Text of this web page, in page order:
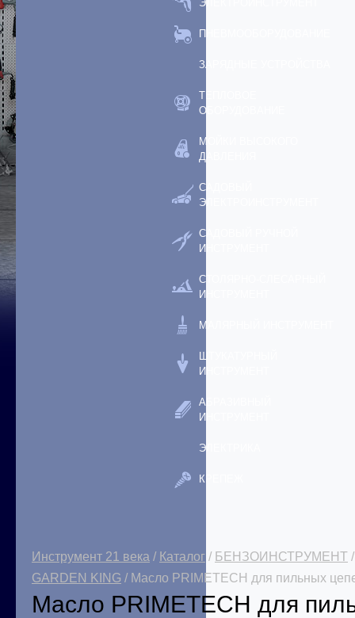
ЭЛЕКТРОИНСТРУМЕНТ
ПНЕВМООБОРУДОВАНИЕ
ЗАРЯДНЫЕ УСТРОЙСТВА
ТЕПЛОВОЕ
ОБОРУДОВАНИЕ
МОЙКИ ВЫСОКОГО
ДАВЛЕНИЯ
САДОВЫЙ
ЭЛЕКТРОИНСТРУМЕНТ
САДОВЫЙ РУЧНОЙ
ИНСТРУМЕНТ
СТОЛЯРНО-СЛЕСАРНЫЙ
ИНСТРУМЕНТ
МАЛЯРНЫЙ ИНСТРУМЕНТ
ШТУКАТУРНЫЙ
ИНСТРУМЕНТ
АБРАЗИВНЫЙ
ИНСТРУМЕНТ
ЭЛЕКТРИКА
КРЕПЕЖ
Инструмент 21 века / Каталог / БЕНЗОИНСТРУМЕНТ
GARDEN KING / Масло PRIMETECH для пильных
Масло PRIMETECH для